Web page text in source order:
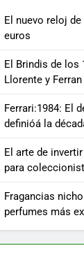
El nuevo reloj
euros
El Brindis de los
Llorente y
Ferrari:1984: El
definióá la
El arte de
para
Fragancias
perfumes más